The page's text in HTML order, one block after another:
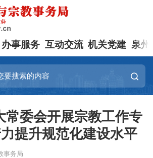
办事服务 互动交流 机关党建 泉州
常委会开展宗教工作专
提升规范化建设水平
事务局